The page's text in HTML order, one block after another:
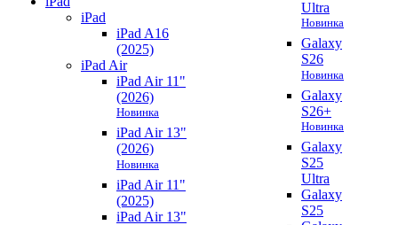
iPad
iPad A16
(2025)
iPad Air
iPad Air 11"
(2026)
Новинка
iPad Air 13"
(2026)
Новинка
iPad Air 11"
(2025)
iPad Air 13"
Ultra
Новинка
Galaxy
S26
Новинка
Galaxy
S26+
Новинка
Galaxy
S25
Ultra
Galaxy
S25